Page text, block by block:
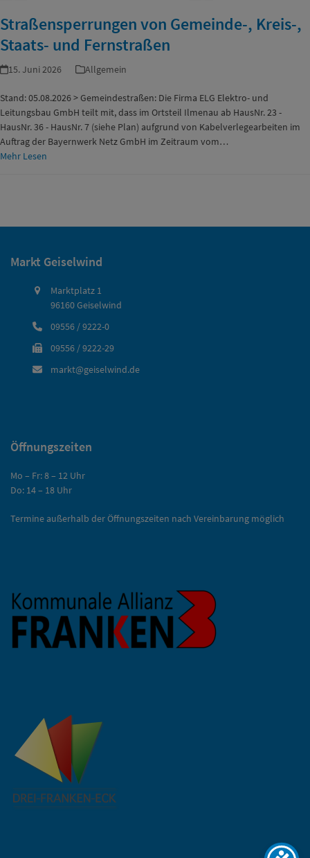
Straßensperrungen von Gemeinde-, Kreis-,
Staats- und Fernstraßen
15. Juni 2026 Allgemein
Stand: 05.08.2026 > Gemeindestraßen: Die Firma ELG Elektro- und
Leitungsbau GmbH teilt mit, dass im Ortsteil Ilmenau ab HausNr. 23 -
HausNr. 36 - HausNr. 7 (siehe Plan) aufgrund von Kabelverlegearbeiten im
Auftrag der Bayernwerk Netz GmbH im Zeitraum vom…
Mehr Lesen
Markt Geiselwind
Marktplatz 1
96160 Geiselwind
09556 / 9222-0
09556 / 9222-29
markt@geiselwind.de
Öffnungszeiten
Mo – Fr: 8 – 12 Uhr
Do: 14 – 18 Uhr
Termine außerhalb der Öffnungszeiten nach Vereinbarung möglich